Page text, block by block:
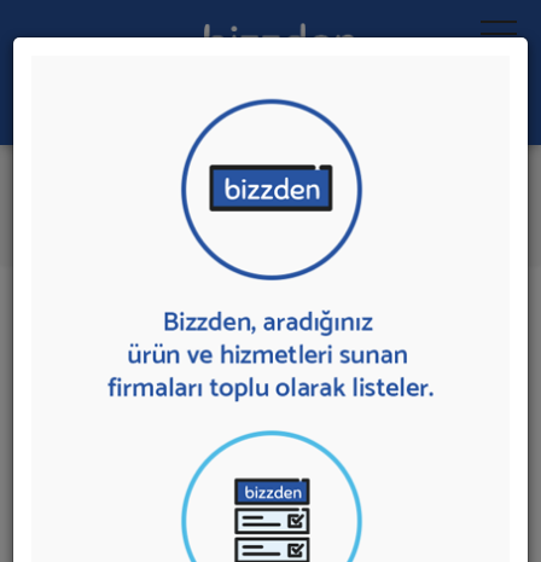
Ara:
Marka Danışmanlığı
İlk 1 Firmadan Teklif İste
1 sonuç bulundu.
Etimesgut'daMarka Danışmanlığı
firmalar aşağıda listelenmektedir.
Marka Danışmanlığı